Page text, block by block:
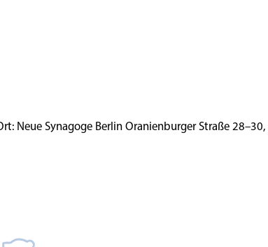
des deut. Texts: Naomi Krauss Donnerstag, 9. Juli 2026 | 19:00 Uhr Ort: Neue Synagoge Berlin